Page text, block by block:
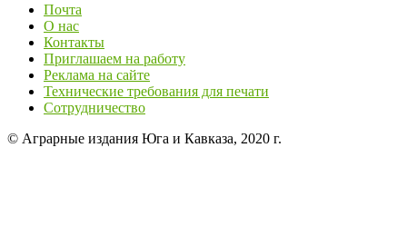
Почта
О нас
Контакты
Приглашаем на работу
Реклама на сайте
Технические требования для печати
Сотрудничество
© Аграрные издания Юга и Кавказа, 2020 г.